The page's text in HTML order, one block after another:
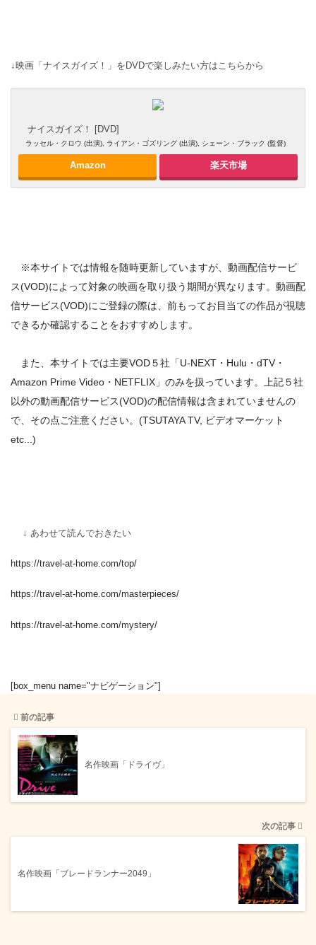
↓映画「ナイスガイズ！」をDVDで楽しみたい方はこちらから
ナイスガイズ！ [DVD]
ラッセル・クロウ (出演), ライアン・ゴズリング (出演), シェーン・ブラック (監督)
Amazon 楽天市場
※本サイトでは情報を随時更新していますが、動画配信サービ
ス(VOD)によって対象の映画を取り扱う期間が異なります。動画配
信サービス(VOD)にご登録の際は、前もってお目当ての作品が視聴
できるか確認することをおすすめします。
また、本サイトでは主要VOD５社「U-NEXT・Hulu・dTV・
Amazon Prime Video・NETFLIX」のみを扱っています。上記５社
以外の動画配信サービス(VOD)の配信情報は含まれていませんの
で、その点ご注意ください。(TSUTAYA TV, ビデオマーケット
etc...)
↓ あわせて読んでおきたい
https://travel-at-home.com/top/
https://travel-at-home.com/masterpieces/
https://travel-at-home.com/mystery/
[box_menu name="ナビゲーション"]
前の記事
名作映画「ドライヴ」
次の記事
名作映画「ブレードランナー2049」